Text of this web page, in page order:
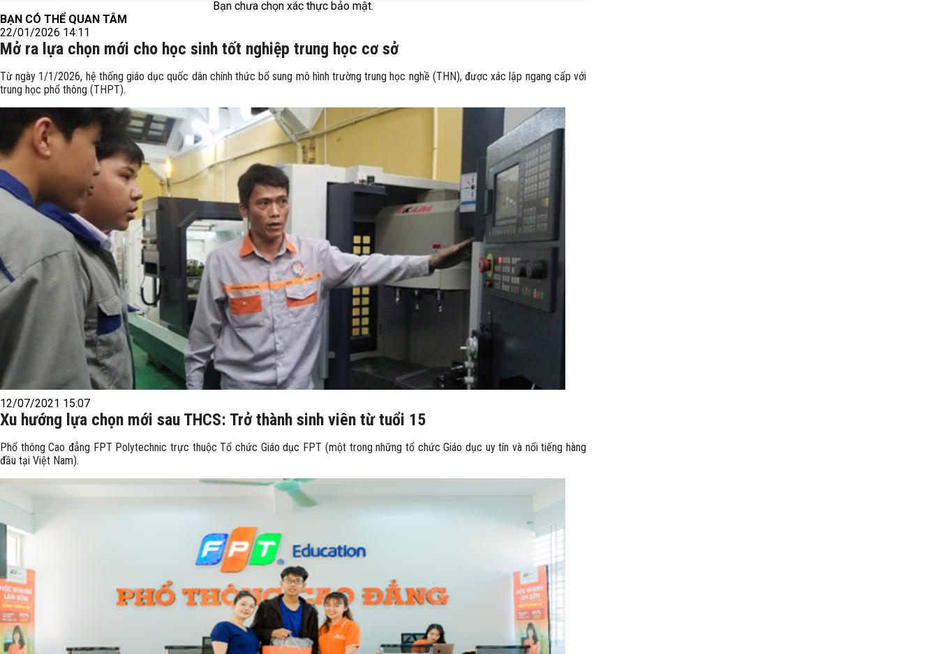
Bạn chưa chọn xác thực bảo mật.
BẠN CÓ THỂ QUAN TÂM
22/01/2026 14:11
Mở ra lựa chọn mới cho học sinh tốt nghiệp trung học cơ sở
Từ ngày 1/1/2026, hệ thống giáo dục quốc dân chính thức bổ sung mô hình trường trung học nghề (THN), được xác lập ngang cấp với
trung học phổ thông (THPT).
12/07/2021 15:07
Xu hướng lựa chọn mới sau THCS: Trở thành sinh viên từ tuổi 15
Phổ thông Cao đẳng FPT Polytechnic trực thuộc Tổ chức Giáo dục FPT (một trong những tổ chức Giáo dục uy tín và nổi tiếng hàng
đầu tại Việt Nam).